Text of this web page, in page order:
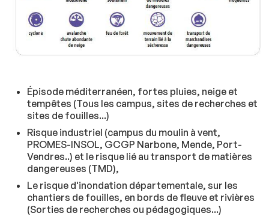
Épisode méditerranéen, fortes pluies, neige et
tempêtes (Tous les campus, sites de recherches et
sites de fouilles...)
Risque industriel (campus du moulin à vent,
PROMES-INSOL, GCGP Narbone, Mende, Port-
Vendres..) et le risque lié au transport de matières
dangereuses (TMD),
Le risque d'inondation départementale, sur les
chantiers de fouilles, en bords de fleuve et rivières
(Sorties de recherches ou pédagogiques...)